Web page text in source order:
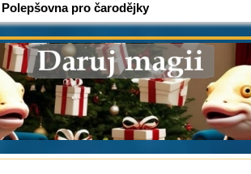
pro čarodějky